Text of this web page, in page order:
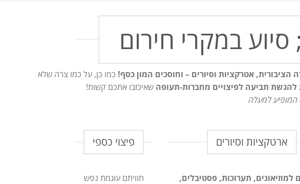
במקרי חירום
הציבורית, אטרקציות וסיורים – וחוסכים המון כסף! כמו כן, על כמו צרה שלא
להגשת תביעה לפיצויים מחברות-תעופה שאיכזבו אתכם קשות!
המופיע למעלה
ארטקציות וסיורים
למוזיאונים, תערוכות, פסטיבלים,
פיצוי כספי
חוויתם עוגמת נפש